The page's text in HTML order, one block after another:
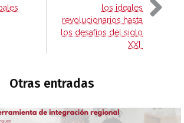
los ideales
revolucionarios hasta
los desafíos del siglo
XXI
Otras entradas